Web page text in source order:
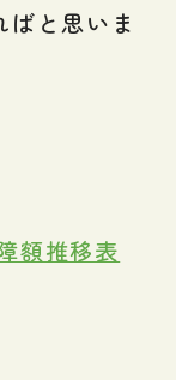
と思いま
額推移表